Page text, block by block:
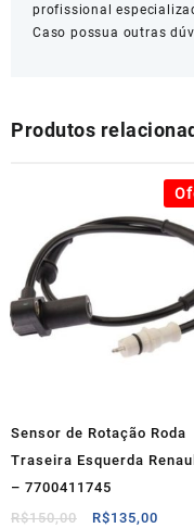
profissional
Caso possua outras
Produtos
Sensor de Rotação Roda
Traseira Esquerda
– 7700411745
R$150,00 O
R$135,00